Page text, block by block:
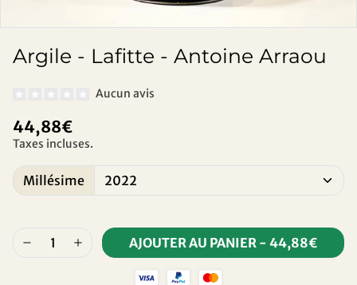
Argile - Lafitte - Antoine Arraou
Aucun avis
44,88€
Taxes incluses.
Millésime
AJOUTER AU PANIER - 44,88€